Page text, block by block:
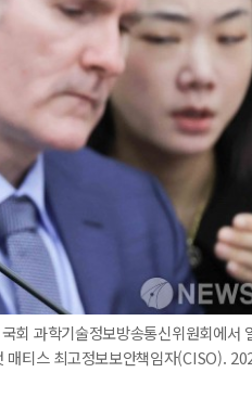
회 과학기술정보방송통신위원회에서
매티스 최고정보보안책임자(CISO).